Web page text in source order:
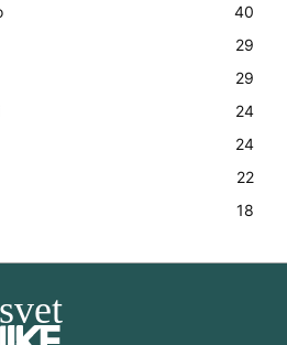
40
29
29
24
24
22
18